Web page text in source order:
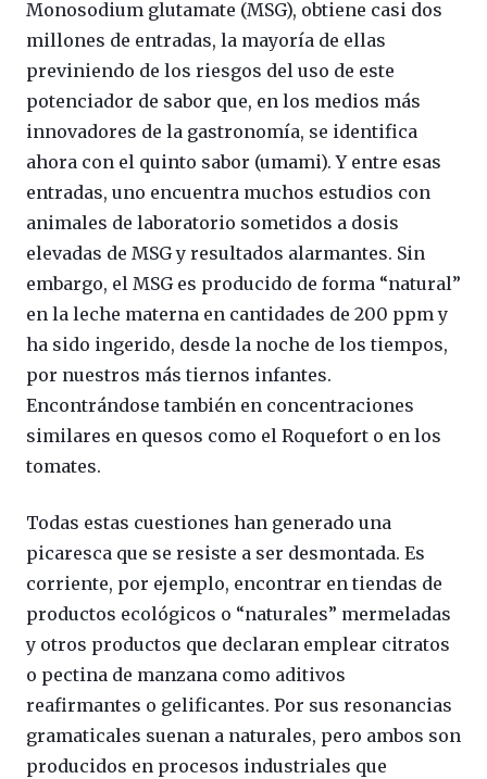
Monosodium glutamate (MSG), obtiene casi dos
millones de entradas, la mayoría de ellas
previniendo de los riesgos del uso de este
potenciador de sabor que, en los medios más
innovadores de la gastronomía, se identifica
ahora con el quinto sabor (umami). Y entre esas
entradas, uno encuentra muchos estudios con
animales de laboratorio sometidos a dosis
elevadas de MSG y resultados alarmantes. Sin
embargo, el MSG es producido de forma “natural”
en la leche materna en cantidades de 200 ppm y
ha sido ingerido, desde la noche de los tiempos,
por nuestros más tiernos infantes.
Encontrándose también en concentraciones
similares en quesos como el Roquefort o en los
tomates.
Todas estas cuestiones han generado una
picaresca que se resiste a ser desmontada. Es
corriente, por ejemplo, encontrar en tiendas de
productos ecológicos o “naturales” mermeladas
y otros productos que declaran emplear citratos
o pectina de manzana como aditivos
reafirmantes o gelificantes. Por sus resonancias
gramaticales suenan a naturales, pero ambos son
producidos en procesos industriales que